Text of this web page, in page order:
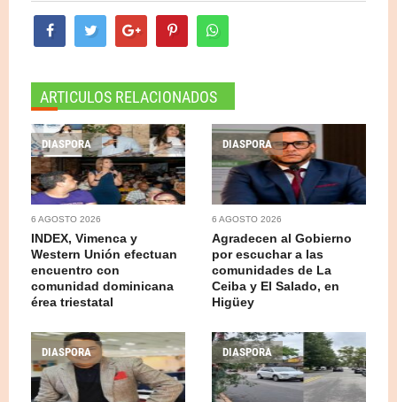
ARTICULOS RELACIONADOS
DIASPORA
6 AGOSTO 2026
INDEX, Vimenca y
Western Unión efectuan
encuentro con
comunidad dominicana
érea triestatal
DIASPORA
6 AGOSTO 2026
Agradecen al Gobierno
por escuchar a las
comunidades de La
Ceiba y El Salado, en
Higüey
DIASPORA DIASPORA